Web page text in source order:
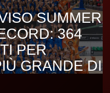
SUMMER
364
PER
GRANDE DI